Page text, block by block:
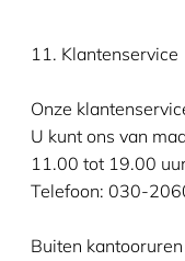
11. Klantenservice
Onze
U kunt ons van
11.00 tot 19.00
Telefoon: 030-
Buiten